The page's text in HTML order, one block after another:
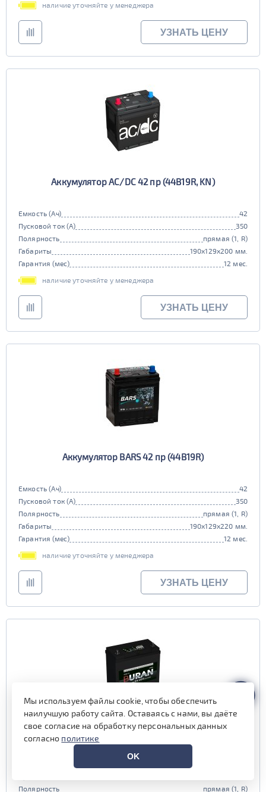
наличие уточняйте у менеджера
УЗНАТЬ ЦЕНУ
Аккумулятор AC/DC 42 пр (44B19R, KN)
Емкость (Ач)
42
Пусковой ток (А)
350
Полярность
прямая (1, R)
Габариты
190x129x200 мм.
Гарантия (мес)
12 мес.
наличие уточняйте у менеджера
УЗНАТЬ ЦЕНУ
Аккумулятор BARS 42 пр (44B19R)
Емкость (Ач)
42
Пусковой ток (А)
350
Полярность
прямая (1, R)
Габариты
190x129x220 мм.
Гарантия (мес)
12 мес.
наличие уточняйте у менеджера
УЗНАТЬ ЦЕНУ
Аккумулятор BURAN 44 пр (50B19R)
Полярность
прямая (1, R)
Мы используем файлы cookie, чтобы обеспечить
наилучшую работу сайта. Оставаясь с нами, вы даёте
свое согласие на обработку персональных данных
согласно политике
OK